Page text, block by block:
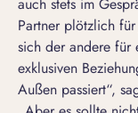
auch stets im
Partner plötzlich
sich der andere für
exklusiven
Außen passiert“,